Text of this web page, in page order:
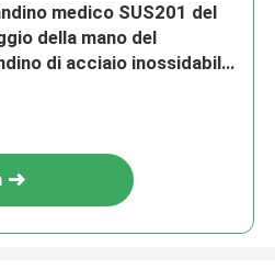
medico SUS201 del
della mano del
di acciaio inossidabile